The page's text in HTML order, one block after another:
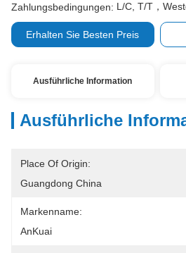
Zahlungsbedingungen: L/C, T/T，
Erhalten Sie Besten Preis
Ausführliche Information
Ausführliche
Place Of Origin:
Guangdong China
Markenname:
AnKuai